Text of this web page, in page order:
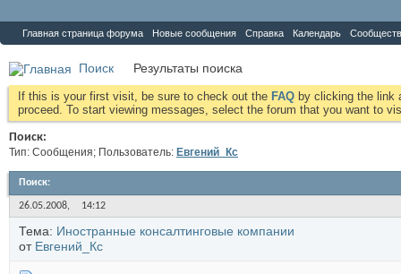
Главная страница форума Новые сообщения Справка Календарь
Поиск Результаты поиска
If this is your first visit, be sure to check out the FAQ by clicking the link
proceed. To start viewing messages, select the forum that you want to
Поиск:
Тип: Сообщения; Пользователь: Евгений_Кс
Поиск:
26.05.2008, 14:12
Тема: Иностранные консалтинговые компании
от Евгений_Кс